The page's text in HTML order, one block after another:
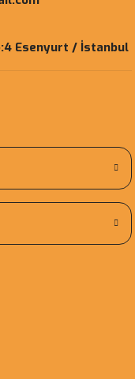
Esenyurt / İstanbul